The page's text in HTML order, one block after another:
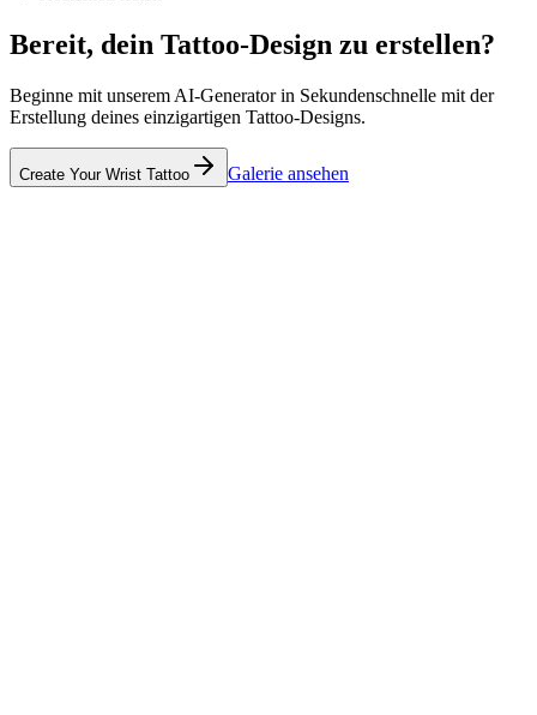
Bereit, dein Tattoo-Design zu erstellen?
Beginne mit unserem AI-Generator in Sekundenschnelle mit der
Erstellung deines einzigartigen Tattoo-Designs.
Create Your Wrist Tattoo Galerie ansehen